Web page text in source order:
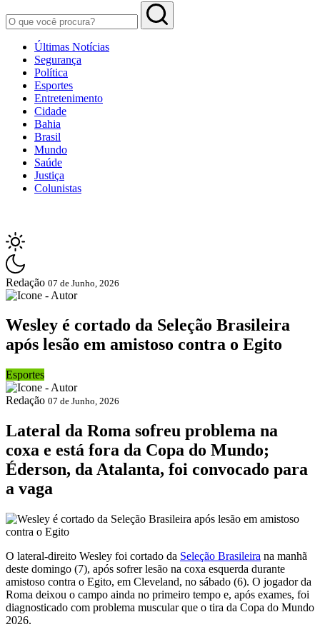
Últimas Notícias
Segurança
Política
Esportes
Entretenimento
Cidade
Bahia
Brasil
Mundo
Saúde
Justiça
Colunistas
Redação 07 de Junho, 2026
Wesley é cortado da Seleção Brasileira
após lesão em amistoso contra o Egito
Esportes
Redação 07 de Junho, 2026
Lateral da Roma sofreu problema na
coxa e está fora da Copa do Mundo;
Éderson, da Atalanta, foi convocado para
a vaga
O lateral-direito Wesley foi cortado da Seleção Brasileira na manhã
deste domingo (7), após sofrer lesão na coxa esquerda durante
amistoso contra o Egito, em Cleveland, no sábado (6). O jogador da
Roma deixou o campo ainda no primeiro tempo e, após exames, foi
diagnosticado com problema muscular que o tira da Copa do Mundo
2026.